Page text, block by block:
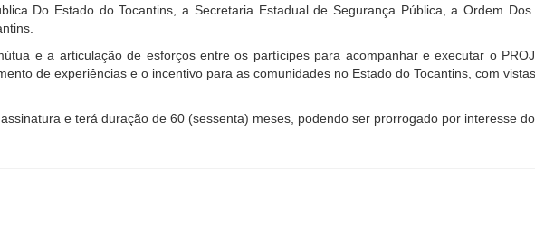
Do Estado do Tocantins, a Secretaria Estadual de Segurança Pública, a Ordem
e a articulação de esforços entre os partícipes para acompanhar e executar o
de experiências e o incentivo para as comunidades no Estado do Tocantins, com
e terá duração de 60 (sessenta) meses, podendo ser prorrogado por interesse